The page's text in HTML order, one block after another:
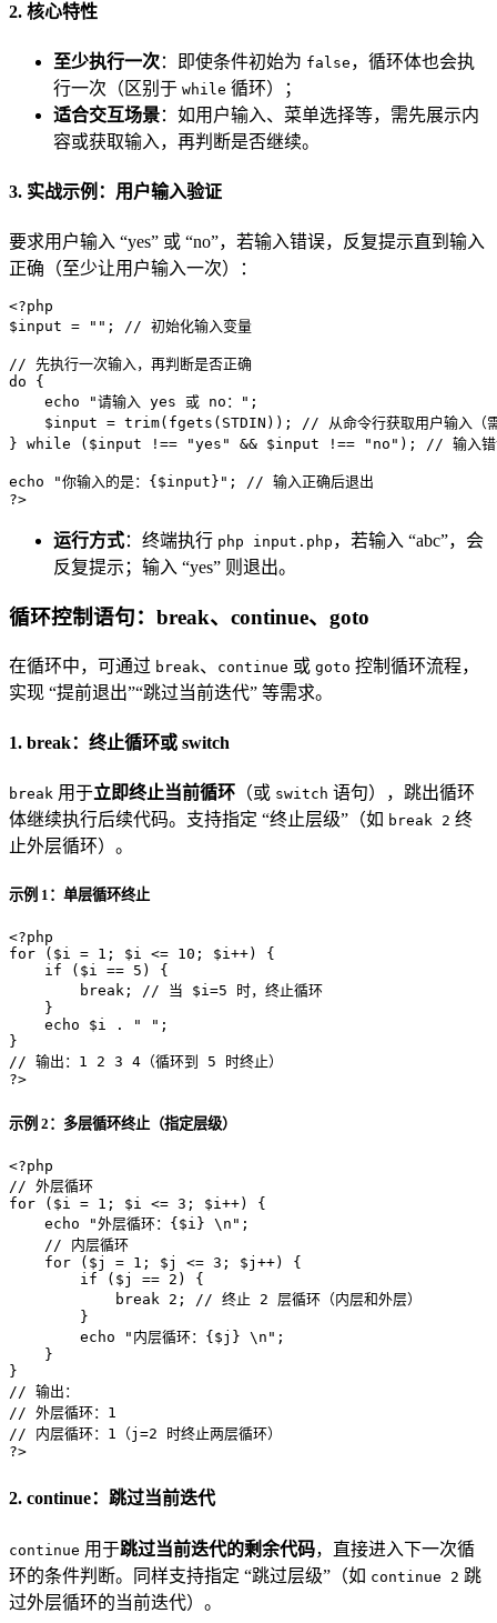
2. 核心特性
至少执行一次：即使条件初始为 false ，循环体也会执
行一次（区别于 while 循环）；
适合交互场景：如用户输入、菜单选择等，需先展示内
容或获取输入，再判断是否继续。
3. 实战示例：用户输入验证
要求用户输入 “yes” 或 “no”，若输入错误，反复提示直到输入
正确（至少让用户输入一次）：
<?php
$input = "" ; // 初始化输入变量
// 先执行一次输入，再判断是否正确
do {
echo
"请输入 yes 或 no：" ;
$input = trim( fgets (STDIN)); // 从命令行获取用户输入（
} while ( $input !== "yes" && $input !== "no" ); // 输入错
echo "你输入的是： {$input} " ; // 输入正确后退出
?>
运行方式：终端执行 php input.php ，若输入 “abc”，会
反复提示；输入 “yes” 则退出。
循环控制语句：break、continue、goto
在循环中，可通过 break、 continue 或 goto 控制循环流程，
实现 “提前退出”“跳过当前迭代” 等需求。
1. break：终止循环或 switch
break 用于立即终止当前循环 （或 switch 语句），跳出循环
体继续执行后续代码。支持指定 “终止层级”（如 break 2 终
止外层循环）。
示例 1：单层循环终止
<?php
for ( $i = 1 ; $i <= 10 ; $i ++) {
if ( $i == 5 ) {
break ;
// 当 $i=5 时，终止循环
    }
echo
$i . " " ;
// 输出：1 2 3 4（循环到 5 时终止）
?>
示例 2：多层循环终止（指定层级）
<?php
// 外层循环
for ( $i = 1 ; $i <= 3 ; $i++) {
echo
"外层循环： {$i} \n" ;
// 内层循环
for ( $j = 1 ; $j <= 3 ; $j ++) {
if ( $j == 2 ) {
break 2 ; // 终止 2 层循环（内层和外层）
        }
echo
"内层循环： {$j} \n" ;
    }
// 输出：
// 外层循环：1
// 内层循环：1（j=2 时终止两层循环）
?>
2. continue：跳过当前迭代
continue 用于跳过当前迭代的剩余代码，直接进入下一次循
环的条件判断。同样支持指定 “跳过层级”（如 continue 2 跳
过外层循环的当前迭代）。